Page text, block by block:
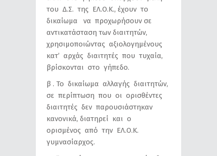
του Δ.Σ. της ΕΛ.Ο.Κ., έχουν το
δικαίωμα να προχωρήσουν σε
αντικατάσταση των διαιτητών,
χρησιμοποιώντας αξιολογημένους
κατ’ αρχάς διαιτητές που τυχαία,
βρίσκονται στο γήπεδο.
β . Το δικαίωμα αλλαγής διαιτητών,
σε περίπτωση που οι ορισθέντες
διαιτητές δεν παρουσιάστηκαν
κανονικά, διατηρεί και ο
ορισμένος από την ΕΛ.Ο.Κ.
γυμνασίαρχος.